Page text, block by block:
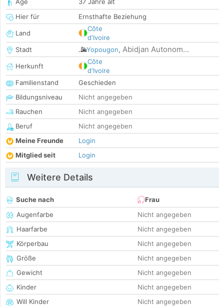
Hier für
Ernsthafte Beziehung
Land
Côte
d'Ivoire
Stadt
Yopougon, Abidjan Autonom...
Herkunft
Côte
d'Ivoire
Familienstand
Geschieden
Bildungsniveau
Nicht angegeben
Rauchen
Nicht angegeben
Beruf
Nicht angegeben
Meine Freunde
Login
Mitglied seit
Login
Weitere Details
Suche nach
Frau
Augenfarbe
Nicht angegeben
Haarfarbe
Nicht angegeben
Körperbau
Nicht angegeben
Größe
Nicht angegeben
Gewicht
Nicht angegeben
Kinder
Nicht angegeben
Will Kinder
Nicht angegeben